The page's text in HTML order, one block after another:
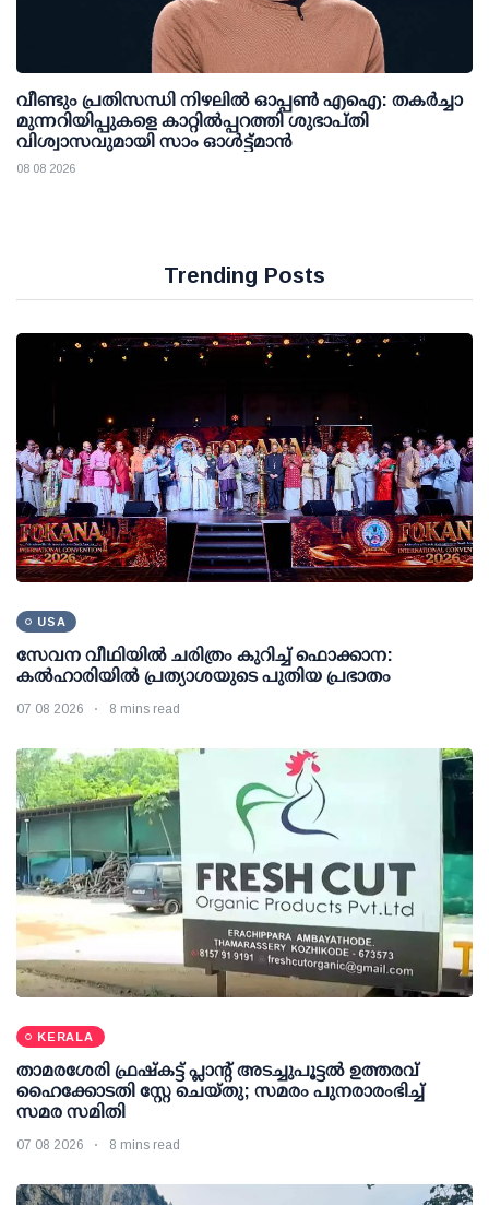
വീണ്ടും പ്രതിസന്ധി നിഴലില്‍ ഓപ്പണ്‍ എഐ: തകര്‍ച്ചാ
മുന്നറിയിപ്പുകളെ കാറ്റില്‍പ്പറത്തി ശുഭാപ്തി
വിശ്വാസവുമായി സാം ഓള്‍ട്ട്മാന്‍
08 08 2026
Trending Posts
USA
സേവന വീഥിയില്‍ ചരിത്രം കുറിച്ച് ഫൊക്കാന:
കല്‍ഹാരിയില്‍ പ്രത്യാശയുടെ പുതിയ പ്രഭാതം
07 08 2026 8 mins read
KERALA
താമരശേരി ഫ്രഷ്കട്ട് പ്ലാന്റ് അടച്ചുപൂട്ടൽ ഉത്തരവ്
ഹൈക്കോടതി സ്റ്റേ ചെയ്തു; സമരം പുനരാരംഭിച്ച്
സമര സമിതി
07 08 2026 8 mins read